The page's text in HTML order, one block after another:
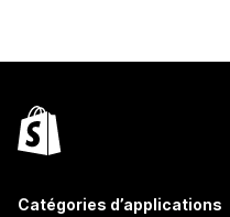
Catégories d’applications